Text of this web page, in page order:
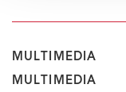
MULTIMEDIA
MULTIMEDIA